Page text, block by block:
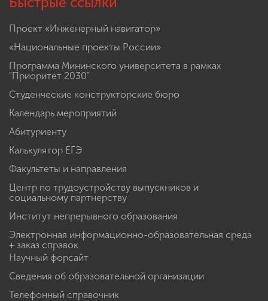
Проект «Инженерный навигатор»
«Национальные проекты России»
Программа Мининского университета в рамках
"Приоритет 2030"
Студенческие конструкторские бюро
Календарь мероприятий
Абитуриенту
Калькулятор ЕГЭ
Факультеты и направления
Центр по трудоустройству выпускников и
социальному партнерству
Институт непрерывного образования
Электронная информационно-образовательная среда
+ заказ справок
Научный форсайт
Сведения об образовательной организации
Телефонный справочник